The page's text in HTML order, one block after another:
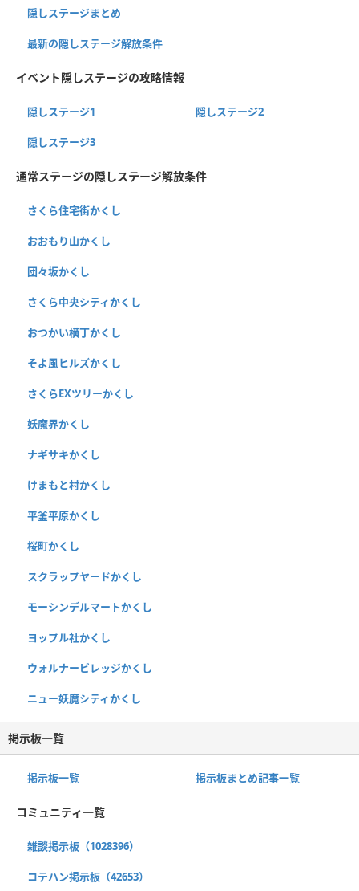
隠しステージまとめ
最新の隠しステージ解放条件
イベント隠しステージの攻略情報
隠しステージ1 隠しステージ2
隠しステージ3
通常ステージの隠しステージ解放条件
さくら住宅街かくし
おおもり山かくし
団々坂かくし
さくら中央シティかくし
おつかい横丁かくし
そよ風ヒルズかくし
さくらEXツリーかくし
妖魔界かくし
ナギサキかくし
けまもと村かくし
平釜平原かくし
桜町かくし
スクラップヤードかくし
モーシンデルマートかくし
ヨップル社かくし
ウォルナービレッジかくし
ニュー妖魔シティかくし
掲示板一覧
掲示板一覧 掲示板まとめ記事一覧
コミュニティ一覧
雑談掲示板（1028396）
コテハン掲示板（42653）